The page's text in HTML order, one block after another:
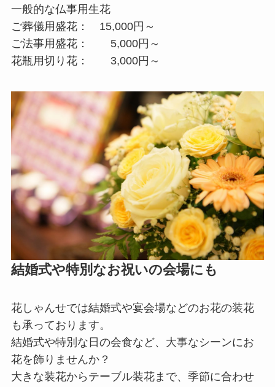
一般的な仏事用生花
ご葬儀用盛花： 15,000円～
ご法事用盛花： 5,000円～
花瓶用切り花： 3,000円～
結婚式や特別なお祝いの会場にも
花しゃんせでは結婚式や宴会場などのお花の装花
も承っております。
結婚式や特別な日の会食など、大事なシーンにお
花を飾りませんか？
大きな装花からテーブル装花まで、季節に合わせ